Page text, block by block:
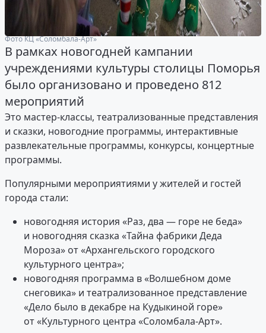
Фото КЦ «Соломбала-Арт»
В рамках новогодней кампании
учреждениями культуры столицы Поморья
было организовано и проведено 812
мероприятий
Это мастер-классы, театрализованные представления
и сказки, новогодние программы, интерактивные
развлекательные программы, конкурсы, концертные
программы.
Популярными мероприятиями у жителей и гостей
города стали:
новогодняя история «Раз, два — горе не беда»
и новогодняя сказка «Тайна фабрики Деда
Мороза» от «Архангельского городского
культурного центра»;
новогодняя программа в «Волшебном доме
снеговика» и театрализованное представление
«Дело было в декабре на Кудыкиной горе»
от «Культурного центра «Соломбала-Арт».